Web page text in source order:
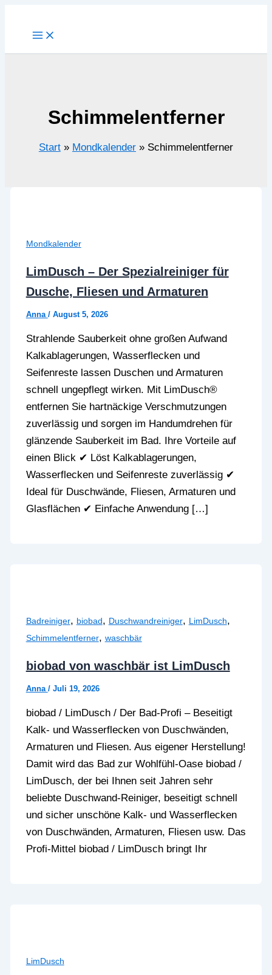
Schimmelentferner
Start Mondkalender Schimmelentferner
Mondkalender
LimDusch – Der Spezialreiniger für
Dusche, Fliesen und Armaturen
Anna / August 5, 2026
Strahlende Sauberkeit ohne großen Aufwand
Kalkablagerungen, Wasserflecken und
Seifenreste lassen Duschen und Armaturen
schnell ungepflegt wirken. Mit LimDusch®
entfernen Sie hartnäckige Verschmutzungen
zuverlässig und sorgen im Handumdrehen für
glänzende Sauberkeit im Bad. Ihre Vorteile auf
einen Blick ✔ Löst Kalkablagerungen,
Wasserflecken und Seifenreste zuverlässig ✔
Ideal für Duschwände, Fliesen, Armaturen und
Glasflächen ✔ Einfache Anwendung […]
Badreiniger, biobad, Duschwandreiniger, LimDusch,
Schimmelentferner, waschbär
biobad von waschbär ist LimDusch
Anna / Juli 19, 2026
biobad / LimDusch / Der Bad-Profi – Beseitigt
Kalk- und Wasserflecken von Duschwänden,
Armaturen und Fliesen. Aus eigener Herstellung!
Damit wird das Bad zur Wohlfühl-Oase biobad /
LimDusch, der bei Ihnen seit Jahren sehr
beliebte Duschwand-Reiniger, beseitigt schnell
und sicher unschöne Kalk- und Wasserflecken
von Duschwänden, Armaturen, Fliesen usw. Das
Profi-Mittel biobad / LimDusch bringt Ihr
LimDusch